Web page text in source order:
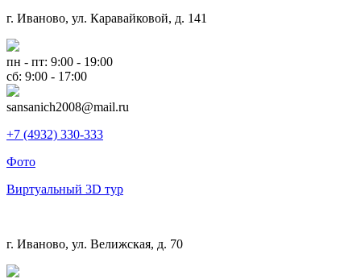
г. Иваново, ул. Каравайковой, д. 141
пн - пт: 9:00 - 19:00
сб: 9:00 - 17:00
sansanich2008@mail.ru
+7 (4932) 330-333
Фото
Виртуальный 3D тур
г. Иваново, ул. Велижская, д. 70